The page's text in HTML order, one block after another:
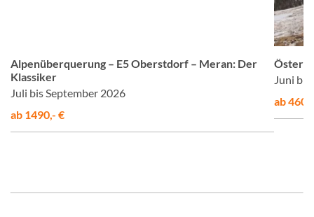
Alpenüberquerung – E5 Oberstdorf – Meran: Der
Klassiker
Juli bis September 2026
ab 1490,- €
Juni
ab